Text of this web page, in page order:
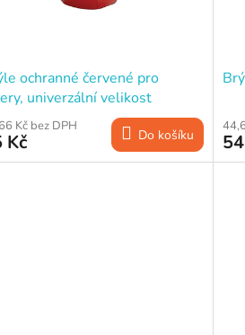
ochranné červené pro
univerzální velikost
Kč bez DPH
Kč Do košíku